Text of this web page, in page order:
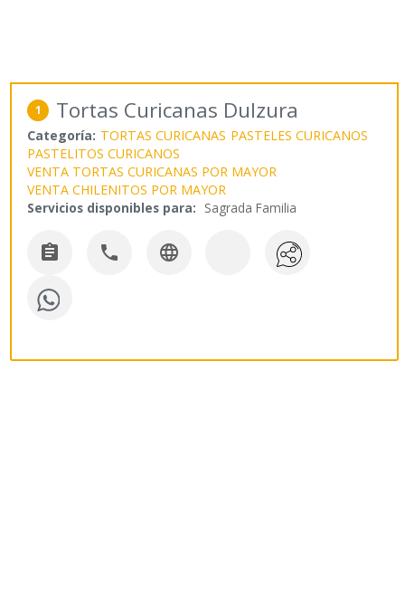
1 Tortas Curicanas Dulzura
Categoría: TORTAS CURICANAS PASTELES CURICANOS
PASTELITOS CURICANOS
VENTA TORTAS CURICANAS POR MAYOR
VENTA CHILENITOS POR MAYOR
Servicios disponibles para: Sagrada Familia
  